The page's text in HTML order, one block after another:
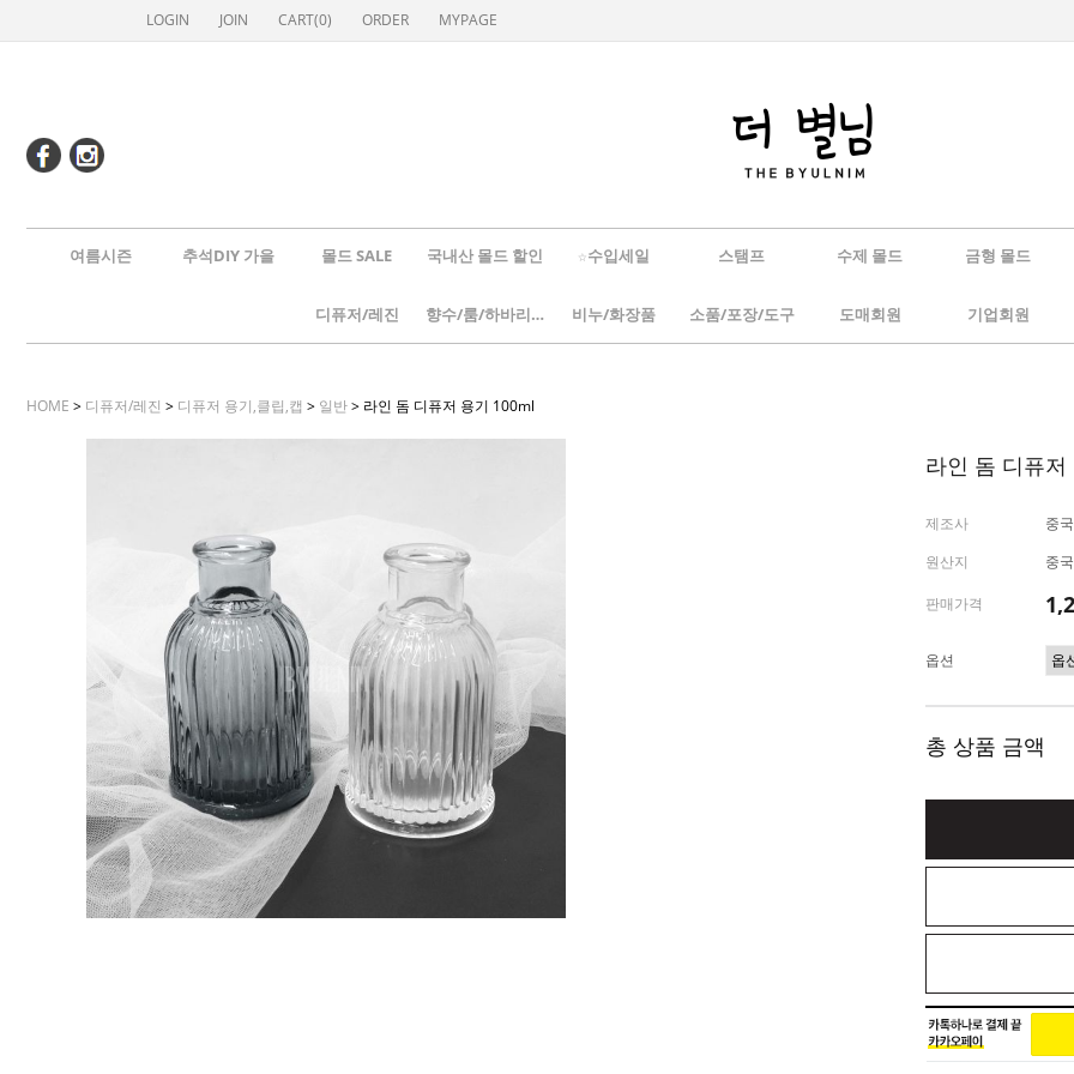
LOGIN JOIN CART(0) ORDER MYPAGE
여름시즌 추석DIY 가을 몰드 SALE 국내산 몰드 할인 ☆수입세일 스탬프 수제 몰드 금형 몰드
디퓨저/레진 향수/룸/하바리움 비누/화장품 소품/포장/도구 도매회원 기업회원
HOME > 디퓨저/레진 > 디퓨저 용기,클립,캡 > 일반> 라인 돔 디퓨저 용기 100ml
라인 돔 디퓨
제조사
중국
원산지
중국
판매가격
옵션
총 상품 금액